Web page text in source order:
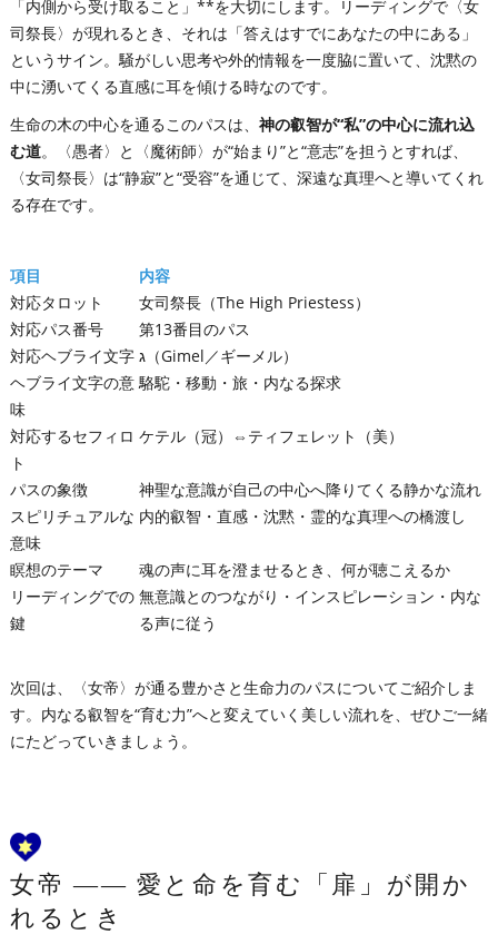
「内側から受け取ること」**を大切にします。リーディングで〈女
司祭長〉が現れるとき、それは「答えはすでにあなたの中にある」
というサイン。騒がしい思考や外的情報を一度脇に置いて、沈黙の
中に湧いてくる直感に耳を傾ける時なのです。
生命の木の中心を通るこのパスは、 神の叡智が“私”の中心に流れ込
む道。〈愚者〉と〈魔術師〉が“始まり”と“意志”を担うとすれば、
〈女司祭長〉は“静寂”と“受容”を通じて、深遠な真理へと導いてくれ
る存在です。
項目
内容
対応タロット
女司祭長（The High Priestess）
対応パス番号
第13番目のパス
対応ヘブライ文字 ג（Gimel／ギーメル）
ヘブライ文字の意
味
駱駝・移動・旅・内なる探求
対応するセフィロ
ト
ケテル（冠）⇔ティフェレット（美）
パスの象徴
神聖な意識が自己の中心へ降りてくる静かな流れ
スピリチュアルな
意味
内的叡智・直感・沈黙・霊的な真理への橋渡し
瞑想のテーマ
魂の声に耳を澄ませるとき、何が聴こえるか
リーディングでの
鍵
無意識とのつながり・インスピレーション・内な
る声に従う
次回は、〈女帝〉が通る豊かさと生命力のパスについてご紹介しま
す。内なる叡智を“育む力”へと変えていく美しい流れを、ぜひご一緒
にたどっていきましょう。
女帝 ―― 愛と命を育む「扉」が開か
れるとき